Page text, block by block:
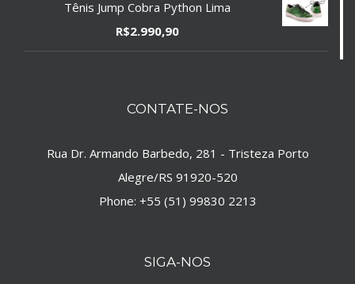
Tênis Jump Cobra Python Lima
R$2.990,90
CONTATE-NOS
Rua Dr. Armando Barbedo, 281 - Tristeza Porto
Alegre/RS 91920-520
Phone: +55 (51) 99830 2213
SIGA-NOS